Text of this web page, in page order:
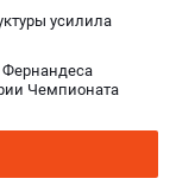
усилила
Чемпионата